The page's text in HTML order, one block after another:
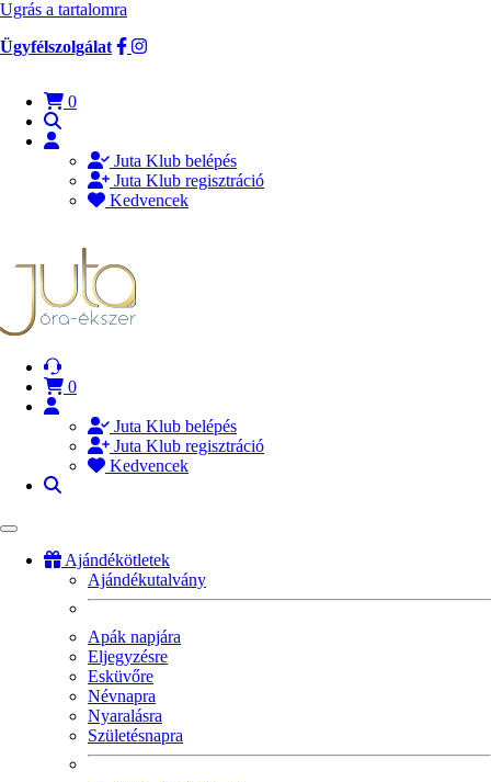
Ugrás a tartalomra
Ügyfélszolgálat
0
Juta Klub belépés
Juta Klub regisztráció
Kedvencek
0
Juta Klub belépés
Juta Klub regisztráció
Kedvencek
Ajándékötletek
Ajándékutalvány
Apák napjára
Eljegyzésre
Esküvőre
Névnapra
Nyaralásra
Születésnapra